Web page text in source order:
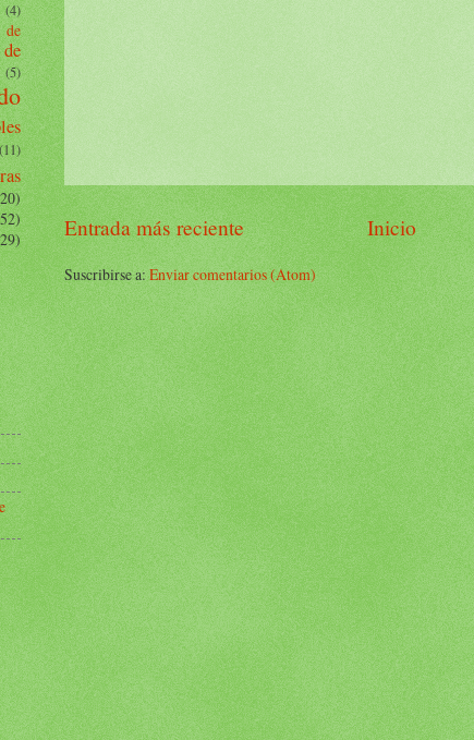
Entrada más reciente Inicio
Suscribirse a:Enviar comentarios (Atom)
(4)
de
(5)
(11)